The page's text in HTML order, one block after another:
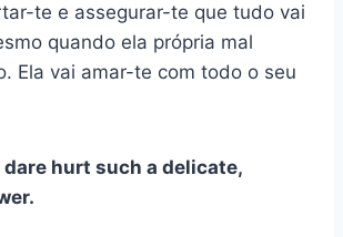
te e assegurar-te que tudo vai
quando ela própria mal
Ela vai amar-te com todo o seu
dare hurt such a delicate,